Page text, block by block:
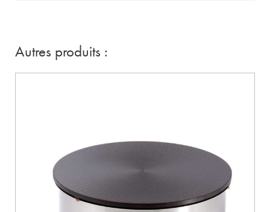
Autres produits :